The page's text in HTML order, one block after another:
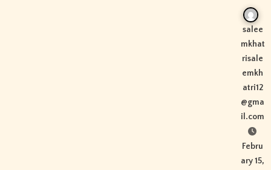
salee
mkhat
risale
emkh
atri12
@gma
il.com
Febru
ary 15,